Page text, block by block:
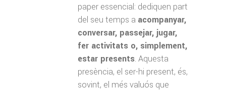
paper essencial: dediquen part
del seu temps a acompanyar,
conversar, passejar, jugar,
fer activitats o, simplement,
estar presents. Aquesta
presència, el ser-hi present, és,
sovint, el més valuós que